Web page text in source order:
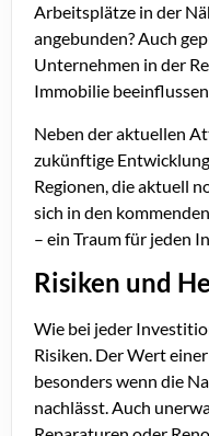
Arbeitsplätze in der
angebunden? Auch
Unternehmen in der
Immobilie
Neben der aktuellen
zukünftige
Regionen, die aktuell
sich in den
– ein Traum für jeden
Risiken und
Wie bei jeder
Risiken. Der Wert
besonders wenn die
nachlässt. Auch